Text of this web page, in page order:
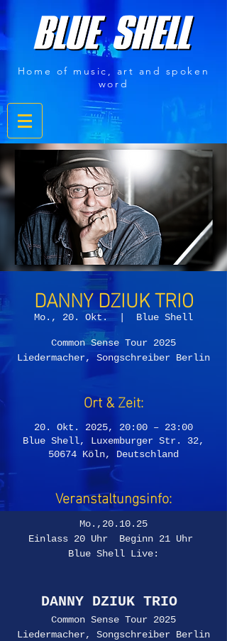
Home of music, art and spoken
word
DANNY DZIUK TRIO
Mo., 20. Okt.
  |
Blue Shell
Common Sense Tour 2025
Liedermacher, Songschreiber Berlin
Ort & Zeit:
20. Okt. 2025, 20:00 – 23:00
Blue Shell, Luxemburger Str. 32,
50674 Köln, Deutschland
Veranstaltungsinfo:
Mo.,20.10.25
Einlass 20 Uhr  Beginn 21 Uhr
Blue Shell Live:
DANNY DZIUK TRIO
Common Sense Tour 2025
Liedermacher, Songschreiber Berlin